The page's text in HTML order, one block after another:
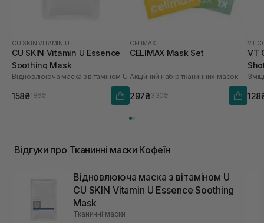
CU SKIN |VITAMIN U
CU SKIN Vitamin U Essence
Soothing Mask
Відновлююча маска з вітаміном U
158₴186₴
CELIMAX
CELIMAX Mask Set
Акційний набір тканинних масок
297₴330₴
VT
VT
Відгуки про Тканинні маски Кофеїн
Відновлююча маска з вітаміном U
CU SKIN Vitamin U Essence Soothing
Mask
Тканинні маски